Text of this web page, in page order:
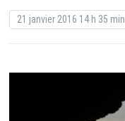
21 janvier 2016 14 h 35 min